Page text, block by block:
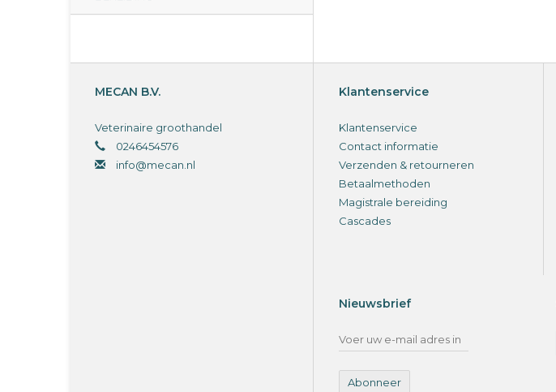
MECAN B.V.
Veterinaire groothandel
0246454576
info@mecan.nl
Klantenservice
Klantenservice
Contact informatie
Verzenden & retourneren
Betaalmethoden
Magistrale bereiding
Cascades
Nieuwsbrief
Abonneer